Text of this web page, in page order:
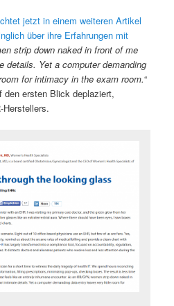
jetzt in einem weiteren Artikel
über ihre Erfahrungen mit
strip down naked in front of me
details. Yet a computer demanding
for intimacy in the exam room.“
den ersten Blick deplaziert,
Herstellers.